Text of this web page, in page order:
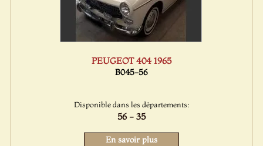
PEUGEOT 404 1965
B045-56
Disponible dans les départements:
56 - 35
En savoir plus